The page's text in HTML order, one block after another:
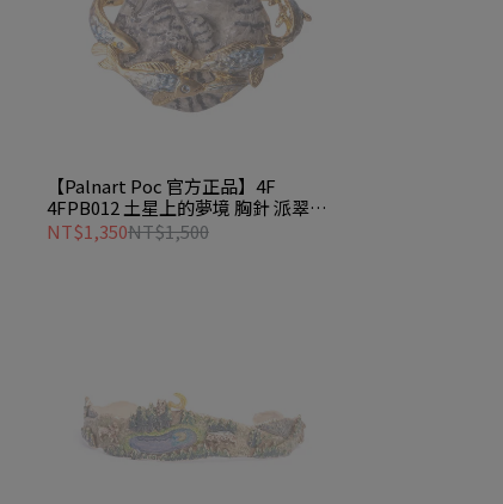
【Palnart Poc 官方正品】4F
4FPB012 土星上的夢境 胸針 派翠克
Patrick
NT$1,350NT$1,500